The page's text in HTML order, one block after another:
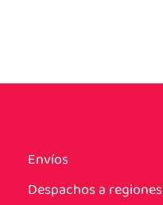
Envíos
Despachos a regiones